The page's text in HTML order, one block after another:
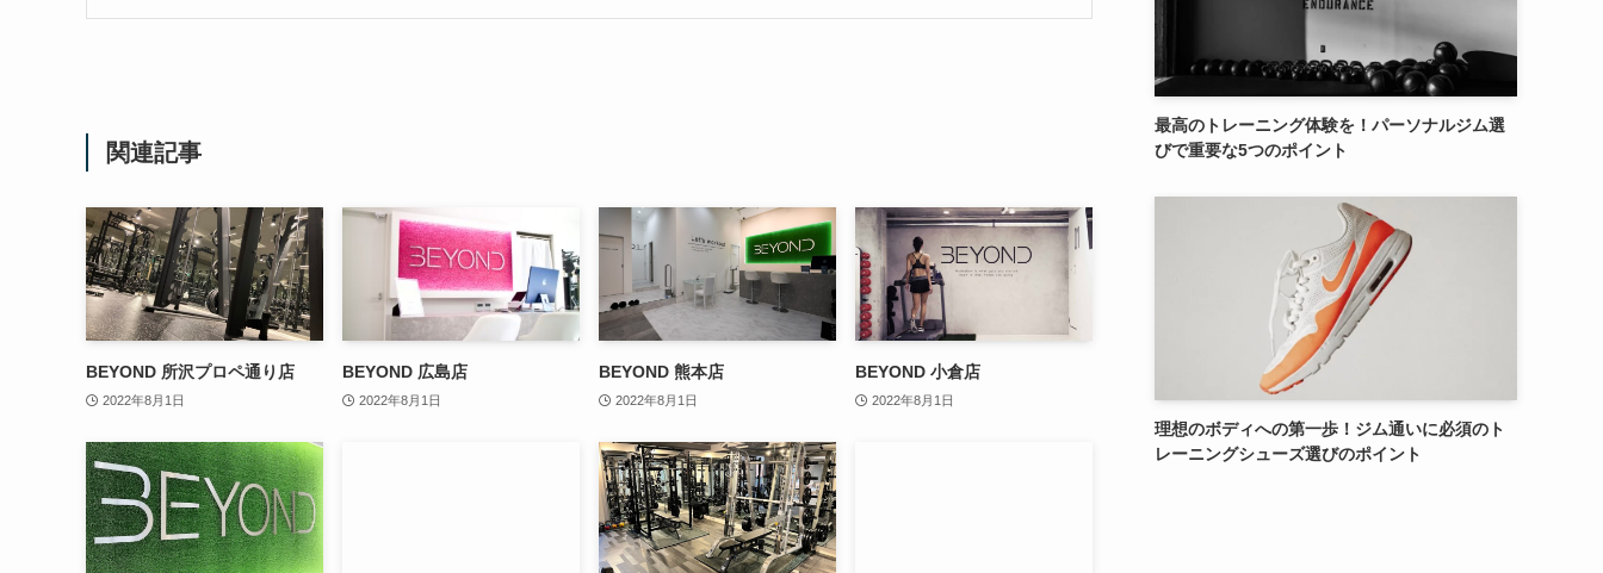
関連記事
BEYOND 所沢プロペ通り店
2022年8月1日
BEYOND 広島店
2022年8月1日
BEYOND 熊本店
2022年8月1日
BEYOND 小倉店
2022年8月1日
最高のトレーニング体験を！パーソナルジム選
びで重要な5つのポイント
理想のボディへの第一歩！ジム通いに必須のト
レーニングシューズ選びのポイント